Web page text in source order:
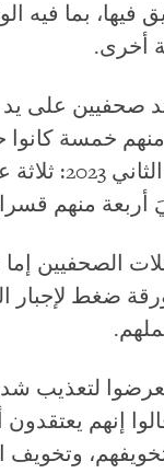
فيها، بما فيه
أخرى.
انتهاكات ضد صحفيين
منهم خمسة
أو ما زالوا محتجزين
أربعة منهم
الصحفيين إما
ضغط
لتعذيب
إنهم
وتخويف